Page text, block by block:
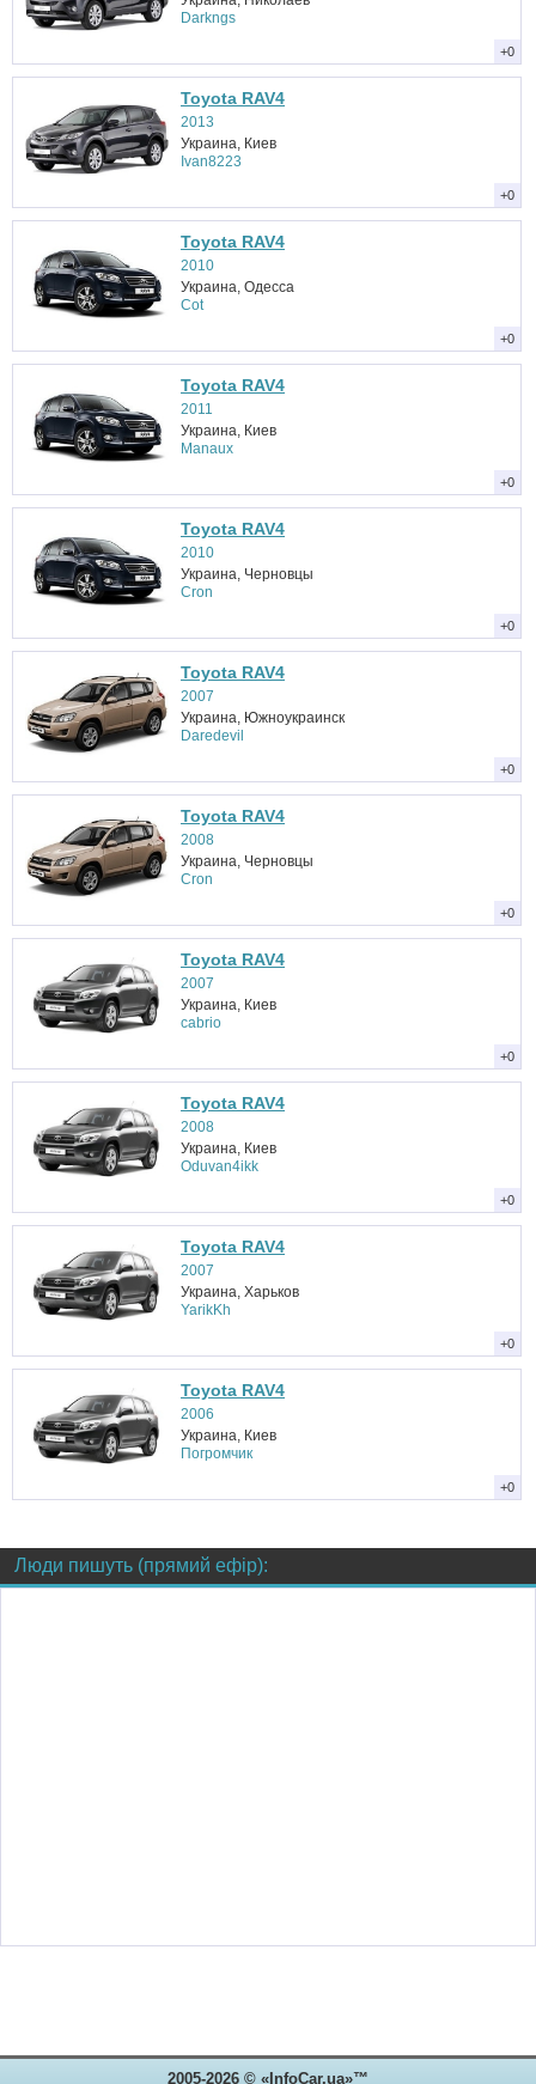
+0
Darkngs
+0
Toyota RAV4
2013
Украина, Киев
Ivan8223
+0
Toyota RAV4
2010
Украина, Одесса
Соt
+0
Toyota RAV4
2011
Украина, Киев
Manaux
+0
Toyota RAV4
2010
Украина, Черновцы
Cron
+0
Toyota RAV4
2007
Украина, Южноукраинск
Daredevil
+0
Toyota RAV4
2008
Украина, Черновцы
Cron
+0
Toyota RAV4
2007
Украина, Киев
cabrio
+0
Toyota RAV4
2008
Украина, Киев
Oduvan4ikk
+0
Toyota RAV4
2007
Украина, Харьков
YarikKh
+0
Toyota RAV4
2006
Украина, Киев
Погромчик
Люди пишуть (прямий ефір):
2005-2026 © «InfoCar.ua»™